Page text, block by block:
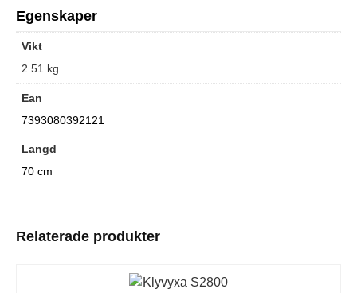
Egenskaper
Vikt
2.51 kg
Ean
7393080392121
Langd
70 cm
Relaterade produkter